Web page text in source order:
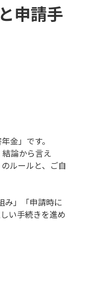
申請手
金」です。
論から言え
ルールと、ご自
み」「申請時に
い手続きを進め